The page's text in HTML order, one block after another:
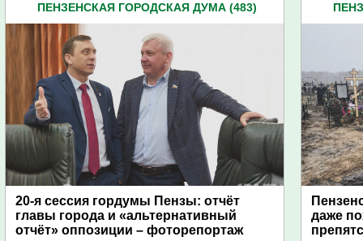
ПЕНЗЕНСКАЯ ГОРОДСКАЯ ДУМА (483)
20-я сессия гордумы Пензы: отчёт
главы города и «альтернативный
отчёт» оппозиции – фоторепортаж
даже